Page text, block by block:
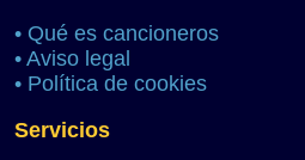
• Qué es cancioneros
• Aviso legal
• Política de cookies
Servicios